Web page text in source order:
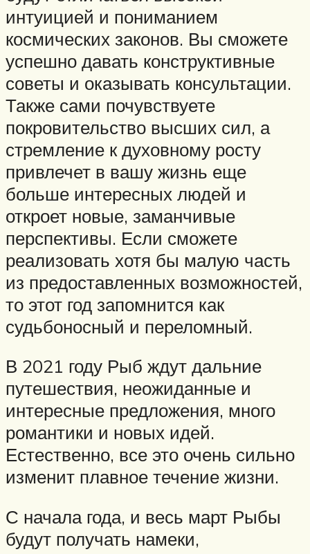
интуицией и пониманием
космических законов. Вы сможете
успешно давать конструктивные
советы и оказывать консультации.
Также сами почувствуете
покровительство высших сил, а
стремление к духовному росту
привлечет в вашу жизнь еще
больше интересных людей и
откроет новые, заманчивые
перспективы. Если сможете
реализовать хотя бы малую часть
из предоставленных возможностей,
то этот год запомнится как
судьбоносный и переломный.
В 2021 году Рыб ждут дальние
путешествия, неожиданные и
интересные предложения, много
романтики и новых идей.
Естественно, все это очень сильно
изменит плавное течение жизни.
С начала года, и весь март Рыбы
будут получать намеки,